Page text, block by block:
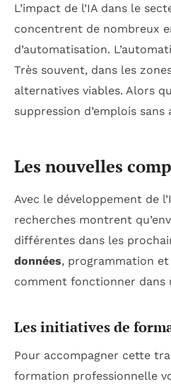
L’impact de l’IA dans le
concentrent de nombreux
d’automatisation.
Très souvent, dans les
alternatives viables. Alors
suppression d’emplois
Les nouvelles
Avec le développement de
recherches montrent
différentes dans les
données, programmation
comment fonctionner dans
Les initiatives de
Pour accompagner cette
formation professionnelle